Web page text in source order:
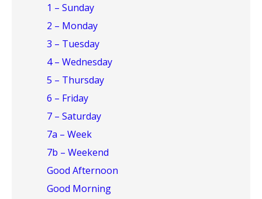
1 – Sunday
2 – Monday
3 – Tuesday
4 – Wednesday
5 – Thursday
6 – Friday
7 – Saturday
7a – Week
7b – Weekend
Good Afternoon
Good Morning